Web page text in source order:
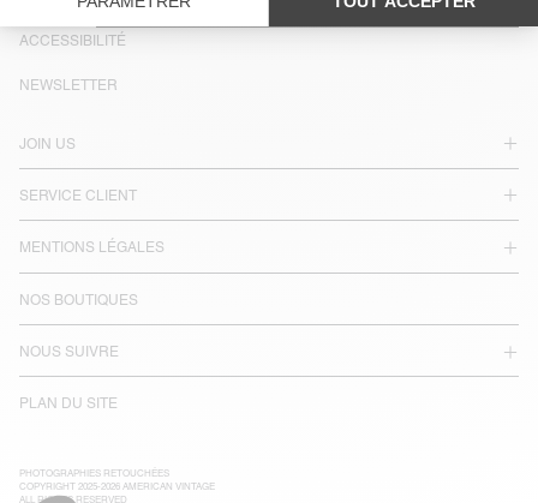
LANGUE :
ACCESSIBILITÉ
JOIN US
SERVICE CLIENT
MENTIONS LÉGALES
NOS BOUTIQUES
NOUS SUIVRE
PLAN DU SITE
NEWSLETTER
PHOTOGRAPHIES RETOUCHÉES
COPYRIGHT 2025-2026 AMERICAN VINTAGE
ALL RIGHTS RESERVED